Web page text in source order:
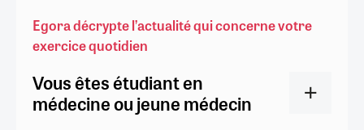
Egora décrypte l’actualité qui concerne votre
exercice quotidien
Vous êtes étudiant en
médecine ou jeune médecin